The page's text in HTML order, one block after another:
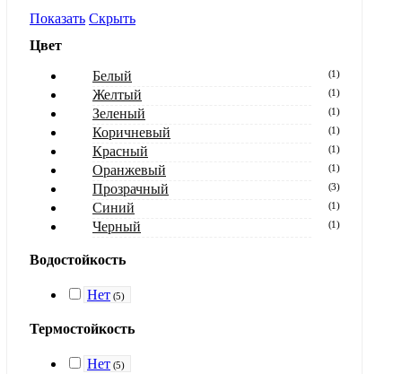
Показать Скрыть
Цвет
Белый
(1)
Желтый (1)
Зеленый (1)
Коричневый (1)
Красный (1)
Оранжевый (1)
Прозрачный (3)
Синий (1)
Черный (1)
Водостойкость
Нет (5)
Термостойкость
Нет (5)